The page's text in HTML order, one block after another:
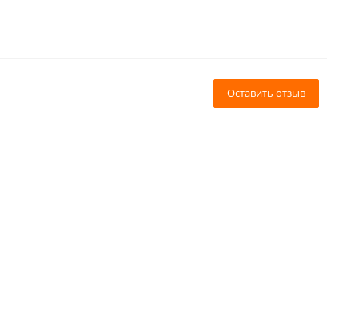
Оставить отзыв